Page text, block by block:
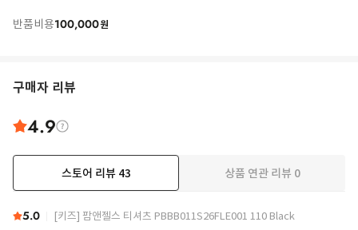
반품비용100,000원
구매자 리뷰
4.9
스토어 리뷰 43 상품 연관 리뷰 0
5.0 [키즈] 팜앤젤스 티셔츠 PBBB011S26FLE001 110 Black